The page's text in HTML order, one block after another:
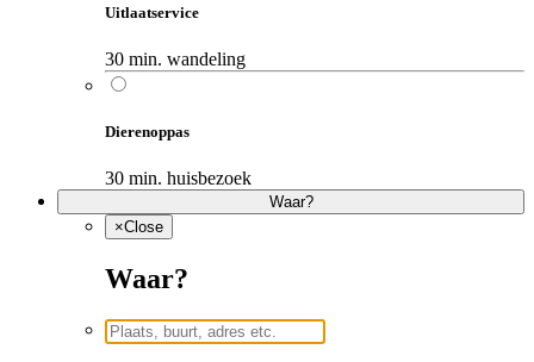
Uitlaatservice
30 min. wandeling
Dierenoppas
30 min. huisbezoek
Waar?
×Close
Waar?